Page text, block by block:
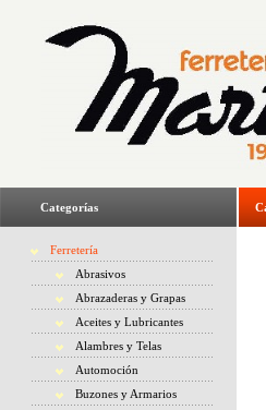
Categorías
Ferretería
Abrasivos
Abrazaderas y Grapas
Aceites y Lubricantes
Alambres y Telas
Automoción
Buzones y Armarios